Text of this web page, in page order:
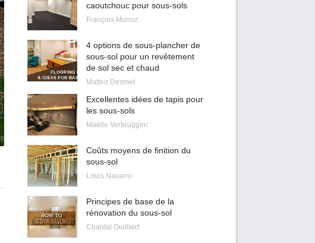
caoutchouc pour sous-sols
François Munoz
4 options de sous-plancher de
sous-sol pour un revêtement
de sol sec et chaud
Matteo Desmet
Excellentes idées de tapis pour
les sous-sols
Maëlle Verbruggen
Coûts moyens de finition du
sous-sol
Louis Navarro
Principes de base de la
rénovation du sous-sol
Chantal Guilbert